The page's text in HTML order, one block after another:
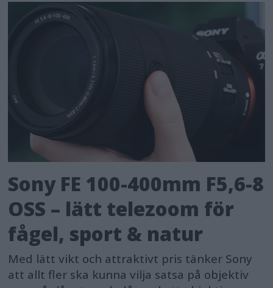
Sony FE 100-400mm F5,6-8
OSS – lätt telezoom för
fågel, sport & natur
Med lätt vikt och attraktivt pris tänker Sony
att allt fler ska kunna vilja satsa på objektiv